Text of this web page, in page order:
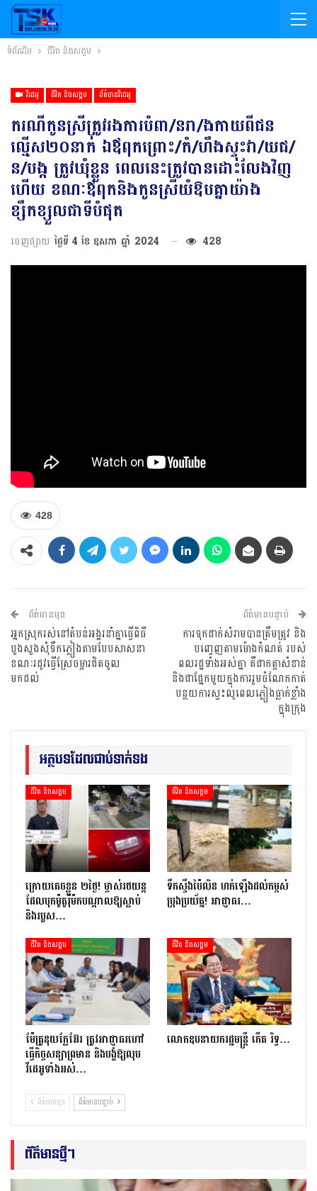
ទំព័រដើម ជីវិត និងសង្គម
វីដេអូ ជីវិត និងសង្គម ព័ត៌មានវីដេអូ
ករណីកូនស្រីត្រូវរងការបំពា/នរា/ងកាយពីជន
ល្មើស២០នាក់ ឯឪពុកព្រោះ/កំ/ហឹងស្ទុះវា/យជ/
ន/បង្ក ត្រូវឃុំខ្លួន ពេលនេះត្រូវបានដោះលែងវិញ
ហើយ ខណៈឪពុកនិងកូនស្រីយំឱបគ្នាយ៉ាង
ខ្សឹកខ្សួលជាទីបំផុត
ចេញផ្សាយ ថ្ងៃទី 4 ខែ ឧសភា ឆ្នាំ 2024 428
428
ព័ត៌មានមុន
អ្នកស្រុករស់នៅតំបន់អង្គរនាំគ្នាធ្វើពិធី
បួងសួងសុំទឹកភ្លៀងតាមបែបសាសនា
ខណៈរដូវធ្វើស្រែចម្ការជិតចូល
មកដល់
ព័ត៌មានបន្ទាប់
ការទុកដាក់សំរាមបានត្រឹមត្រូវ និង
បញ្ចេញតាមម៉ោងកំណត់ របស់
ពលរដ្ឋទាំងអស់គ្នា គឺជាកត្តាសំខាន់
និងជាផ្នែកមួយក្នុងការរួមចំណែកកាត់
បន្ថយការស្ទះលូពេលភ្លៀងធ្លាក់ខ្លាំង
ក្នុងក្រុង
អត្ថបទដែលជាប់ទាក់ទង
ជីវិត និងសង្គម
ក្រោយ​គេចខ្លួន ២​ថ្ងៃ​! ម្ចាស់​រថយន្ត​
ដែល​បុក​ម៉ូតូ​រ៉ឺ​ម៉ក​បណ្តាល​ឱ្យ​ស្លាប់
និង​របួស…
ជីវិត និងសង្គម
ទឹកស្ទឹងប៉ៃលិន ហក់ឡើងដល់កម្ពស់
ប្រុងប្រយ័ត្ន! អាជ្ញាធរ…
ជីវិត និងសង្គម
ម៉ែគ្រូនុយក្លែអ៊ែរ ត្រូវអាជ្ញាធរហៅ
ធ្វើកិច្ចសន្យាព្រមាន និងបង្ខំឱ្យលុប
វីដេអូទាំងអស់…
ជីវិត និងសង្គម
លោកឧបនាយករដ្ឋមន្ត្រី កើត រិទ្ធ…
ព័ត៌មានមុន ព័ត៌មានបន្ទាប់
ព័ត៌មានថ្មីៗ